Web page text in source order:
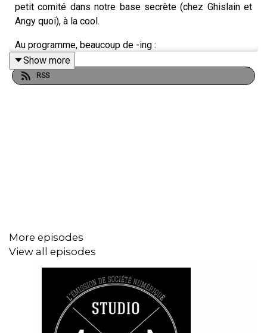
petit comité dans notre base secrète (chez Ghislain et
Angy quoi), à la cool.
Au programme, beaucoup de -ing :
Co-Living avec Sylvain
Fin du scoring avec Daz
---------
itunes.apple.com/us/podcast/id574827178?mt=2
Ecoutez Studio 404 sur n'importe quelle app de
podcasts :feed.pippa.io/public/shows/studio-404
Show more
RSS
More episodes
View all episodes